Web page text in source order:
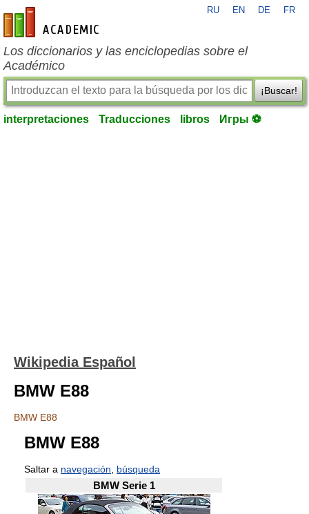
es-academic.com
RU EN DE FR
Los diccionarios y las enciclopedias sobre el
Académico
¡Buscar!
interpretaciones Traducciones libros Игры ⚽
Wikipedia Español
BMW E88
BMW E88
BMW E88
Saltar a navegación búsqueda
BMW Serie 1